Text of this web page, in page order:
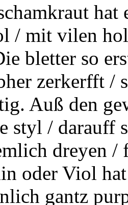
hat
/ mit vilen
bletter so
zerkerfft /
Auß den
styl / darauff
dreyen /
oder Viol
gantz